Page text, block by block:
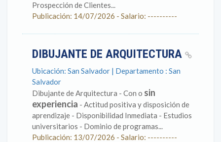
Prospección de Clientes...
Publicación: 14/07/2026 - Salario: ----------
DIBUJANTE DE ARQUITECTURA
Ubicación: San Salvador | Departamento : San
Salvador
Dibujante de Arquitectura - Con o sin
experiencia - Actitud positiva y disposición de
aprendizaje - Disponibilidad Inmediata - Estudios
universitarios - Dominio de programas...
Publicación: 13/07/2026 - Salario: ----------